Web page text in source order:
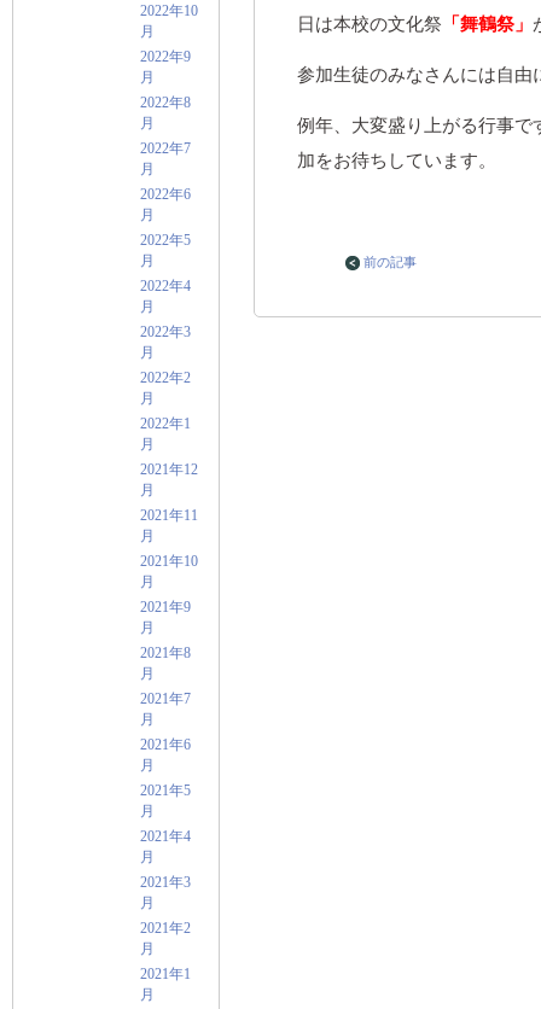
2022年10
月
2022年9
月
2022年8
月
2022年7
月
2022年6
月
2022年5
月
2022年4
月
2022年3
月
2022年2
月
2022年1
月
2021年12
月
2021年11
月
2021年10
月
2021年9
月
2021年8
月
2021年7
月
2021年6
月
2021年5
月
2021年4
月
2021年3
月
2021年2
月
2021年1
月
日は本校の文化祭 「舞鶴祭」
参加生徒のみなさんには自
例年、大変盛り上がる行事
加をお待ちしています。
前の記事